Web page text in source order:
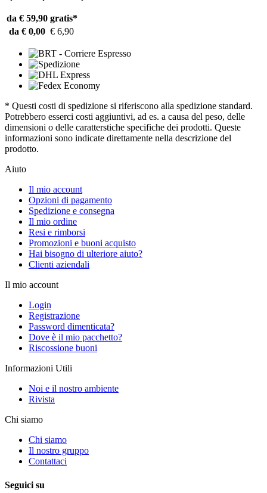
da € 59,90 gratis*
da € 0,00 € 6,90
* Questi costi di spedizione si riferiscono alla spedizione standard.
Potrebbero esserci costi aggiuntivi, ad es. a causa del peso, delle
dimensioni o delle caratterstiche specifiche dei prodotti. Queste
informazioni sono indicate direttamente nella descrizione del
prodotto.
Aiuto
Il mio account
Opzioni di pagamento
Spedizione e consegna
Il mio ordine
Resi e rimborsi
Promozioni e buoni acquisto
Hai bisogno di ulteriore aiuto?
Clienti aziendali
Il mio account
Login
Registrazione
Password dimenticata?
Dove è il mio pacchetto?
Riscossione buoni
Informazioni Utili
Noi e il nostro ambiente
Rivista
Chi siamo
Chi siamo
Il nostro gruppo
Contattaci
Seguici su